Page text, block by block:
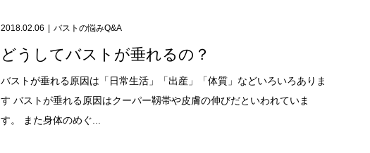
2018.02.06 バストの悩みQ&A
どうしてバストが垂れるの？
バストが垂れる原因は「日常生活」「出産」「体質」などいろいろありま
す バストが垂れる原因はクーパー靱帯や皮膚の伸びだといわれていま
す。 また身体のめぐ...